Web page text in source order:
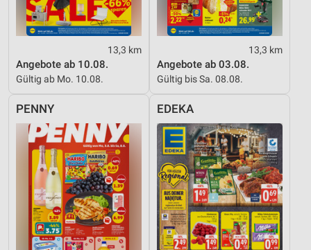
13,3 km
Angebote ab 10.08.
Gültig ab Mo. 10.08.
13,3 km
Angebote ab 03.08.
Gültig bis Sa. 08.08.
PENNY EDEKA